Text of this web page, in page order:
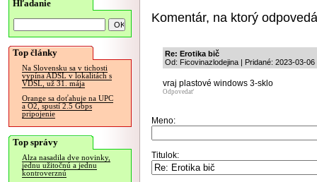
Hľadanie
Top články
Na Slovensku sa v tichosti
vypína ADSL v lokalitách s
VDSL, už 31. mája
Orange sa doťahuje na UPC
a O2, spustí 2.5 Gbps
pripojenie
Top správy
Alza nasadila dve novinky,
jednu užitočnú a jednu
kontroverznú
Komentár, na ktorý
Re: Erotika bič
Od: Ficovinazlodejina | Pridané: 2023-03-06
vraj plastové windows 3-sklo
Odpovedať
Meno:
Titulok: